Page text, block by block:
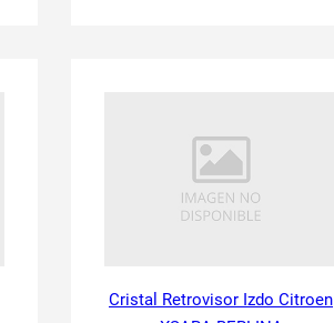
Cristal Retrovisor Izdo Citroen